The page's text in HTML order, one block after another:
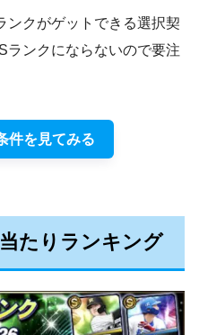
ンクがゲットできる選択契
ランクにならないので要注
件を見てみる
たりランキング